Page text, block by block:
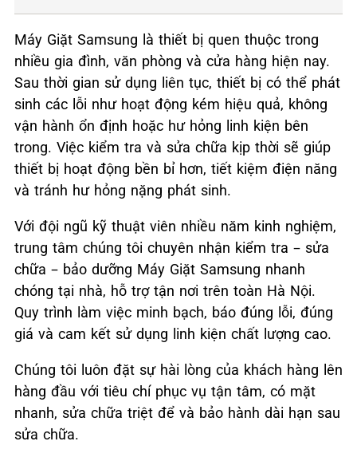
Máy Giặt Samsung là thiết bị quen thuộc trong
nhiều gia đình, văn phòng và cửa hàng hiện nay.
Sau thời gian sử dụng liên tục, thiết bị có thể phát
sinh các lỗi như hoạt động kém hiệu quả, không
vận hành ổn định hoặc hư hỏng linh kiện bên
trong. Việc kiểm tra và sửa chữa kịp thời sẽ giúp
thiết bị hoạt động bền bỉ hơn, tiết kiệm điện năng
và tránh hư hỏng nặng phát sinh.
Với đội ngũ kỹ thuật viên nhiều năm kinh nghiệm,
trung tâm chúng tôi chuyên nhận kiểm tra – sửa
chữa – bảo dưỡng Máy Giặt Samsung nhanh
chóng tại nhà, hỗ trợ tận nơi trên toàn Hà Nội.
Quy trình làm việc minh bạch, báo đúng lỗi, đúng
giá và cam kết sử dụng linh kiện chất lượng cao.
Chúng tôi luôn đặt sự hài lòng của khách hàng lên
hàng đầu với tiêu chí phục vụ tận tâm, có mặt
nhanh, sửa chữa triệt để và bảo hành dài hạn sau
sửa chữa.